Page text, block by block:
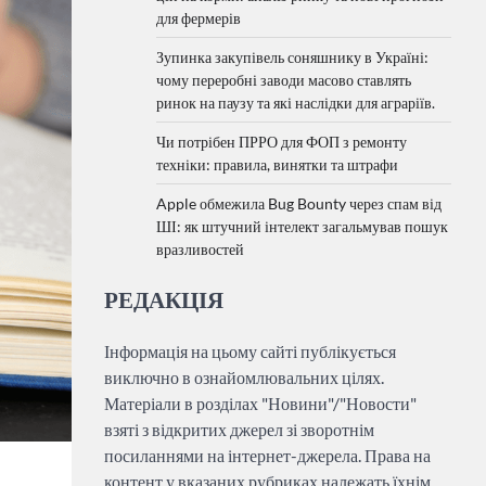
для фермерів
Зупинка закупівель соняшнику в Україні:
чому переробні заводи масово ставлять
ринок на паузу та які наслідки для аграріїв.
Чи потрібен ПРРО для ФОП з ремонту
техніки: правила, винятки та штрафи
Apple обмежила Bug Bounty через спам від
ШІ: як штучний інтелект загальмував пошук
вразливостей
РЕДАКЦІЯ
Інформація на цьому сайті публікується
виключно в ознайомлювальних цілях.
Матеріали в розділах "Новини"/"Новости"
взяті з відкритих джерел зі зворотнім
посиланнями на інтернет-джерела. Права на
контент у вказаних рубриках належать їхнім